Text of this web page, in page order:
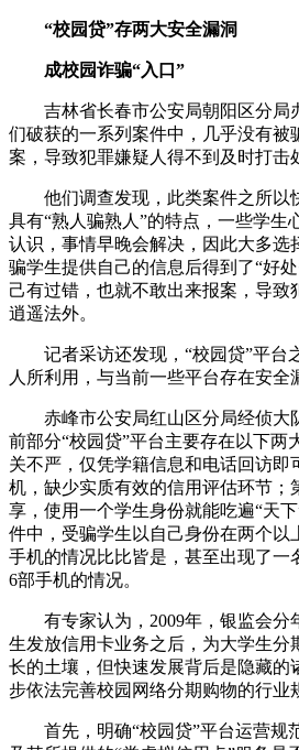
“校园贷”存两大安全漏洞
成校园诈骗“入口”
吉林省长春市公安局朝阳区分局
们破获的一系列案件中，几乎没有被
案，导致犯罪嫌疑人得不到及时打击
他们调查发现，此类案件之所以
具有“熟人骗熟人”的特点，一些学生
认识，事情早晚会解决，因此大多选
骗学生提供自己的信息后得到了“好
己有过错，也就不敢出来报案，导致
逍遥法外。
记者采访还发现，“校园贷”平台
人所利用，与当前一些平台存在安全
赤峰市公安局红山区分局经侦大
前部分“校园贷”平台主要存在以下两
关不严，仅凭学籍信息和电话回访即
机，缺少实质有效的信用评估环节；
享，使用一个学生身份就能吃遍“天
件中，受骗学生以自己身份在两个以
手机的情况比比皆是，甚至出现了一
6部手机的情况。
有专家认为，2009年，银监会分
生发放信用卡业务之后，为大学生分
长的土壤，但快速发展背后是隐藏的
步依法完善校园网络分期购物的行业
首先，明确“校园贷”平台运营规